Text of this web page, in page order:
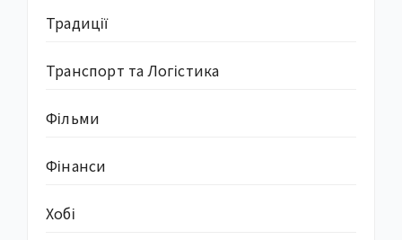
Традиції
Транспорт та Логістика
Фільми
Фінанси
Хобі